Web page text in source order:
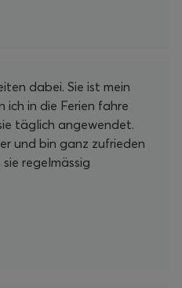
dabei. Sie ist mein
ich in die Ferien fahre
täglich angewendet.
und bin ganz zufrieden
regelmässig